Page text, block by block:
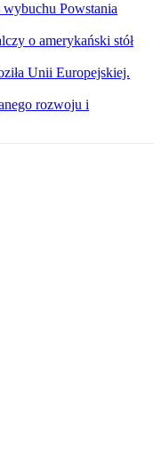
wybuchu Powstania
o amerykański stół
Unii Europejskiej.
rozwoju i